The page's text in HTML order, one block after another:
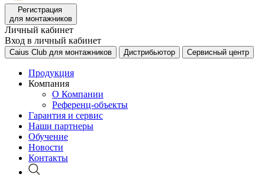
Регистрация
для монтажников
Личный кабинет
Вход в личный кабинет
Caius Club для монтажников Дистрибьютор Сервисный центр
Продукция
Компания
О Компании
Референц-объекты
Гарантия и сервис
Наши партнеры
Обучение
Новости
Контакты